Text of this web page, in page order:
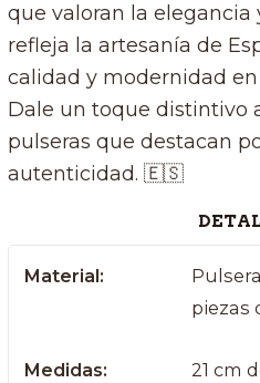
que valoran la elegancia
refleja la artesanía de
calidad y modernidad
Dale un toque distintivo
pulseras que destacan
autenticidad. 🇪🇸
Material:
piezas
Medidas: 21 cm